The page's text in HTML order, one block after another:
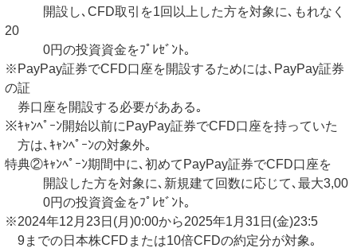
開設し､CFD取引を1回以上した方を対象に､もれなく
20
0円の投資資金をﾌﾟﾚｾﾞﾝﾄ｡
※PayPay証券でCFD口座を開設するためには､PayPay証券
の証
券口座を開設する必要があある｡
※ｷｬﾝﾍﾟｰﾝ開始以前にPayPay証券でCFD口座を持っていた
方は､ｷｬﾝﾍﾟｰﾝの対象外｡
特典②ｷｬﾝﾍﾟｰﾝ期間中に､初めてPayPay証券でCFD口座を
開設した方を対象に､新規建て回数に応じて､最大3,00
0円の投資資金をﾌﾟﾚｾﾞﾝﾄ｡
※2024年12月23日(月)0:00から2025年1月31日(金)23:5
9までの日本株CFDまたは10倍CFDの約定分が対象｡